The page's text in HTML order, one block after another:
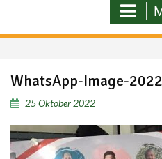
WhatsApp-Image-
25 Oktober 2022